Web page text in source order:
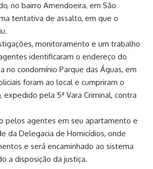
no bairro Amendoeira, em São
tentativa de assalto, em que o
monitoramento e um trabalho
identificaram o endereço do
no condomínio Parque das Águas, em
foram ao local e cumpriram o
expedido pela 5ª Vara Criminal, contra
pelos agentes em seu apartamento e
da Delegacia de Homicídios, onde
e será encaminhado ao sistema
a disposição da justiça.